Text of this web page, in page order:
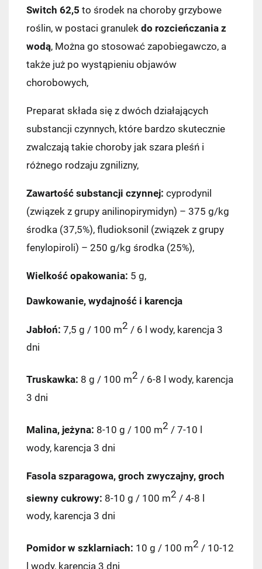
Switch 62,5 to środek na choroby grzybowe
roślin, w postaci granulek do rozcieńczania z
wodą, Można go stosować zapobiegawczo, a
także już po wystąpieniu objawów
chorobowych,
Preparat składa się z dwóch działających
substancji czynnych, które bardzo skutecznie
zwalczają takie choroby jak szara pleśń i
różnego rodzaju zgnilizny,
Zawartość substancji czynnej: cyprodynil
(związek z grupy anilinopirymidyn) – 375 g/kg
środka (37,5%), fludioksonil (związek z grupy
fenylopiroli) – 250 g/kg środka (25%),
Wielkość opakowania: 5 g,
Dawkowanie, wydajność i karencja
Jabłoń: 7,5 g / 100 m2 / 6 l wody, karencja 3
dni
Truskawka: 8 g / 100 m2 / 6-8 l wody, karencja
3 dni
Malina, jeżyna: 8-10 g / 100 m2 / 7-10 l
wody, karencja 3 dni
Fasola szparagowa, groch zwyczajny, groch
siewny cukrowy: 8-10 g / 100 m2 / 4-8 l
wody, karencja 3 dni
Pomidor w szklarniach: 10 g / 100 m2 / 10-12
l wody, karencja 3 dni